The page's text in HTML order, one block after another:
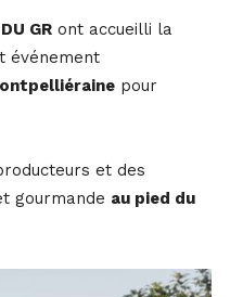
GR ont accueilli la
événement
pour
et des
gourmande au pied du